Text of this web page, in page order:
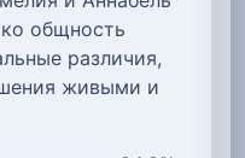
общность
различия,
живыми и